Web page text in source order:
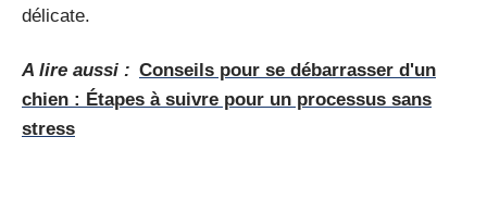
délicate.
A lire aussi : Conseils pour se débarrasser d'un
chien : Étapes à suivre pour un processus sans
stress